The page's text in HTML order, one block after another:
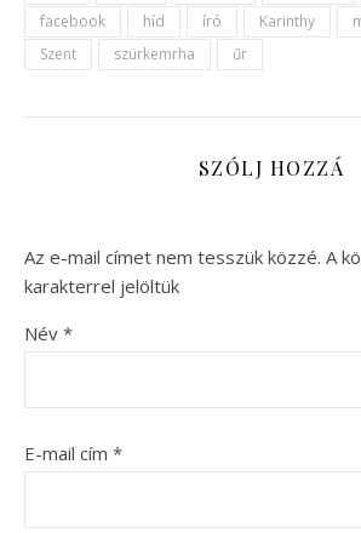
facebook
híd író Karinthy
Szent
szürkemrha űr
SZÓLJ HOZZÁ
Az e-mail címet nem tesszük közzé. A
karakterrel jelöltük
Név *
E-mail cím *